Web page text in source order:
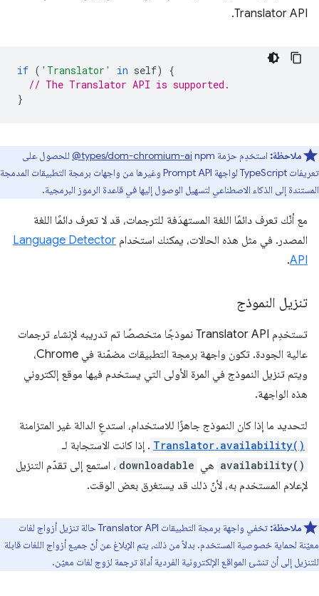
Translator API.
if ( 'Translator' in self)
{
// The Translator API is supported.
}
ملاحظة: استخدِم حزمة ‎@types/dom-chromium-ai npm للحصول على
تعريفات TypeScript لواجهة Prompt API وغيرها من واجهات برمجة التطبيقات المدمجة
المستندة إلى الذكاء الاصطناعي لتسهيل الوصول إليها في قاعدة الرموز البرمجية.
مع أنّك تعرف دائمًا اللغة المستهدَفة للترجمات، قد لا تعرف دائمًا اللغة
المصدر. في مثل هذه الحالات، يمكنك استخدام Language Detector
API
.
تنزيل النموذج
تستخدِم Translator API نموذجًا متخصصًا تم تدريبه لإنشاء ترجمات
عالية الجودة. تكون واجهة برمجة التطبيقات مضمّنة في Chrome،
ويتم تنزيل النموذج في المرة الأولى التي يستخدم فيها موقع إلكتروني
هذه الواجهة.
لتحديد ما إذا كان النموذج جاهزًا للاستخدام، استدعِ الدالة غير المتزامنة
Translator.availability() . إذا كانت الاستجابة لـ
availability() هي downloadable ، استمع إلى تقدّم التنزيل
لإعلام المستخدم به، لأنّ ذلك قد يستغرق بعض الوقت.
ملاحظة:
تخفي واجهة برمجة التطبيقات Translator API حالة تنزيل أزواج لغات
معيّنة لحماية خصوصية المستخدم. بدلاً من ذلك، يتم الإبلاغ عن أنّ جميع أزواج اللغات قابلة
للتنزيل إلى أن تنشئ المواقع الإلكترونية الفردية أداة ترجمة لزوج لغات معيّن.